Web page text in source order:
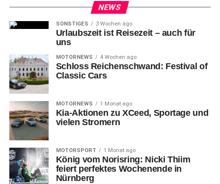
NEWS
SONSTIGES 3 Wochen ago
Urlaubszeit ist Reisezeit – auch für
uns
MOTORNEWS 4 Wochen ago
Schloss Reichenschwand: Festival of
Classic Cars
MOTORNEWS 1 Monat ago
Kia-Aktionen zu XCeed, Sportage und
vielen Stromern
MOTORSPORT 1 Monat ago
König vom Norisring: Nicki Thiim
feiert perfektes Wochenende in
Nürnberg